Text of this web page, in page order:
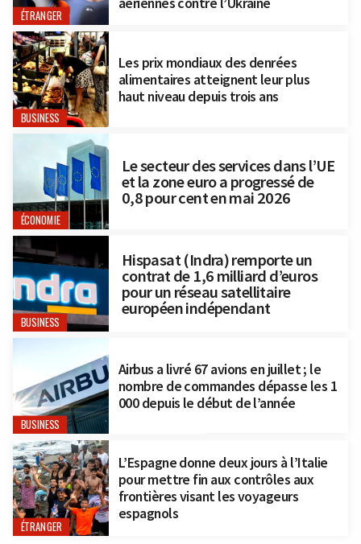
ÉTRANGER
BUSINESS
Les prix mondiaux des denrées
alimentaires atteignent leur plus
haut niveau depuis trois ans
ÉCONOMIE
Le secteur des services dans l’UE
et la zone euro a progressé de
0,8 pour cent en mai 2026
BUSINESS
Hispasat (Indra) remporte un
contrat de 1,6 milliard d’euros
pour un réseau satellitaire
européen indépendant
BUSINESS
Airbus a livré 67 avions en juillet ; le
nombre de commandes dépasse les 1
000 depuis le début de l’année
ÉTRANGER
L’Espagne donne deux jours à l’Italie
pour mettre fin aux contrôles aux
frontières visant les voyageurs
espagnols